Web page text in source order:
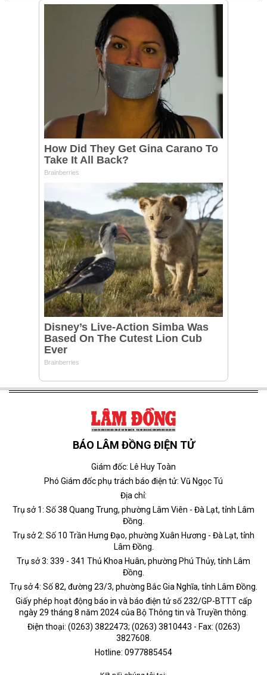
BÁO LÂM ĐỒNG ĐIỆN TỬ
Giám đốc: Lê Huy Toàn
Phó Giám đốc phụ trách báo điện tử: Vũ Ngọc Tú
Địa chỉ:
Trụ sở 1: Số 38 Quang Trung, phường Lâm Viên - Đà Lạt, tỉnh Lâm
Đồng.
Trụ sở 2: Số 10 Trần Hưng Đạo, phường Xuân Hương - Đà Lạt, tỉnh
Lâm Đồng.
Trụ sở 3: 339 - 341 Thủ Khoa Huân, phường Phú Thủy, tỉnh Lâm
Đồng.
Trụ sở 4: Số 82, đường 23/3, phường Bắc Gia Nghĩa, tỉnh Lâm Đồng.
Giấy phép hoạt động báo in và báo điện tử số 232/GP-BTTT cấp
ngày 29 tháng 8 năm 2024 của Bộ Thông tin và Truyền thông.
Điện thoại: (0263) 3822473; (0263) 3810443 - Fax: (0263)
3827608.
Hotline: 0977885454